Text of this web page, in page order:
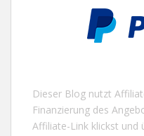
Dieser Blog nutzt
Finanzierung des
Affiliate-Link klickst und